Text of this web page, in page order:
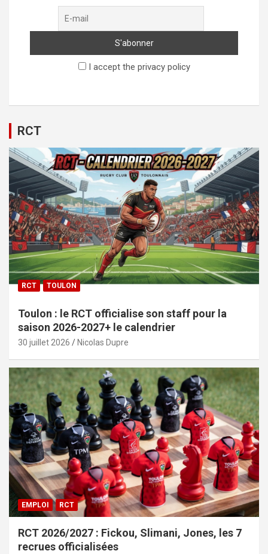
I accept the privacy policy
RCT
RCT TOULON
Toulon : le RCT officialise son staff pour la
saison 2026-2027+ le calendrier
30 juillet 2026 Nicolas Dupre
EMPLOI RCT
RCT 2026/2027 : Fickou, Slimani, Jones, les 7
recrues officialisées